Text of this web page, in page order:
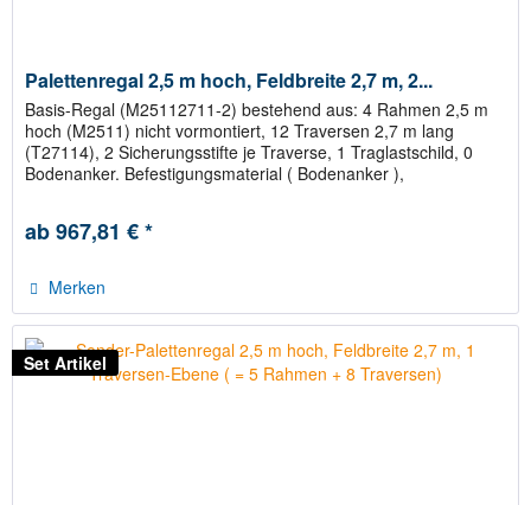
Palettenregal 2,5 m hoch, Feldbreite 2,7 m, 2...
Basis-Regal (M25112711-2) bestehend aus: 4 Rahmen 2,5 m
hoch (M2511) nicht vormontiert, 12 Traversen 2,7 m lang
(T27114), 2 Sicherungsstifte je Traverse, 1 Traglastschild, 0
Bodenanker. Befestigungsmaterial ( Bodenanker ),
ab 967,81 € *
Merken
Set Artikel